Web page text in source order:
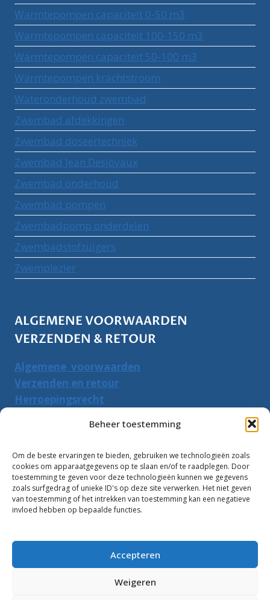
Beheer toestemming
Om de beste ervaringen te bieden, gebruiken we technologieën zoals
cookies om apparaatgegevens op te slaan en/of te raadplegen. Door
toestemming te geven voor deze technologieën kunnen we gegevens
zoals surfgedrag of unieke ID's op deze site verwerken. Het niet geven
van toestemming of het intrekken van toestemming kan een negatieve
invloed hebben op bepaalde functies.
Accepteren
Weigeren
Warmtepompen capaciteit 0-50 m3
Warmtepompen capaciteit 100-150 m3
Warmtepompen capaciteit 50-100 m3
Warmtepompen krachtstroom
Wateronderhoud zwembad
Zwembad afdekkingen
Zwembad doseertechniek
Zwembad Jean Desjoyaux
Zwembad onderhoud
Zwembad pompen
Zwembadpomp onderdelen
Zwembadstofzuigers
Zwemplezier
ALGEMENE VOORWAARDEN
VERZENDEN & RETOUR
Algemene voorwaarden
Verzenden en retour
Herroepingsrecht
Zoeken
naar:
Zoeken
Klantbeoordelingen: